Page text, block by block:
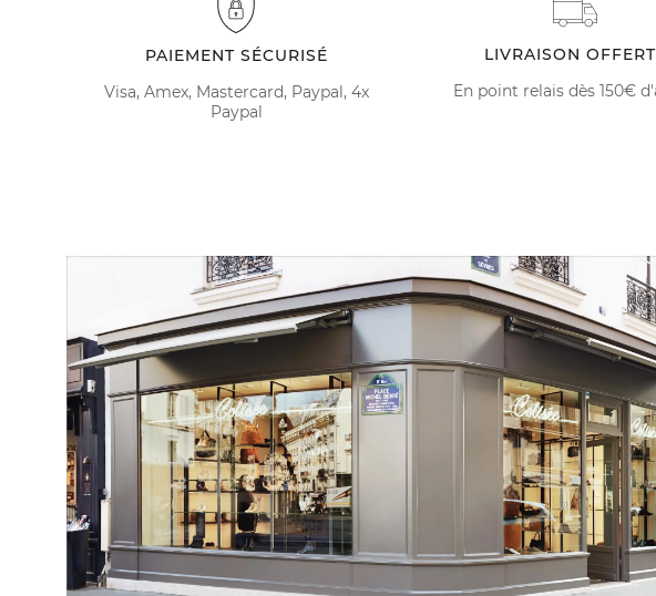
PAIEMENT SÉCURISÉ
Visa, Amex, Mastercard, Paypal, 4x
Paypal
LIVRAISON
En point relais dès 150€